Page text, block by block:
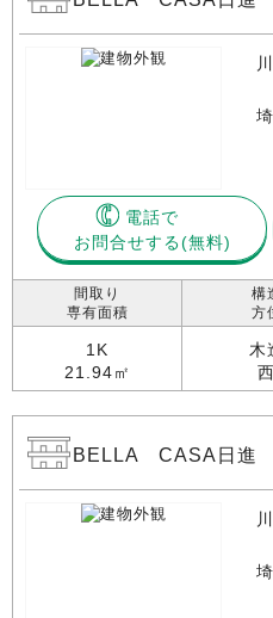
電話で
お問合せする
間取り
専有面積
1K
21.94㎡
構
方
木
西
BELLA CASA日進